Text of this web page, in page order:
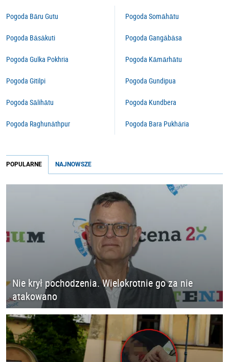
Pogoda Bāru Gutu
Pogoda Bāsākuti
Pogoda Gulka Pokhria
Pogoda Gitilpi
Pogoda Sālihātu
Pogoda Raghunāthpur
Pogoda Somāhātu
Pogoda Gangābāsa
Pogoda Kāmārhātu
Pogoda Gundipua
Pogoda Kundbera
Pogoda Bara Pukhāria
POPULARNE NAJNOWSZE
Nie krył pochodzenia. Wielokrotnie go za nie
atakowano